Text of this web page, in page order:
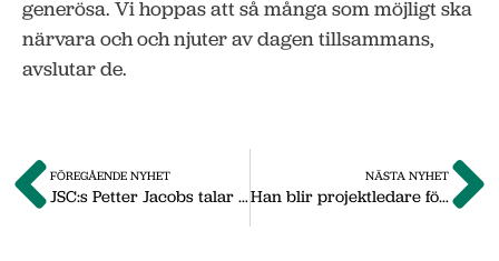
generösa. Vi hoppas att så många som möjligt ska
närvara och och njuter av dagen tillsammans,
avslutar de.
FÖREGÅENDE NYHET
JSC:s Petter Jacobs talar på storkonferenser om Det Nya Arbetslivet
NÄSTA NYHET
Han blir projektledare för Nordic Infracenter